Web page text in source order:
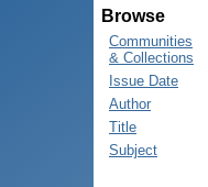
Browse
Communities
& Collections
Issue Date
Author
Title
Subject